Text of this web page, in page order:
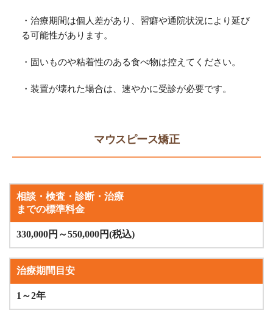
・治療期間は個人差があり、習癖や通院状況により延び
る可能性があります。
・固いものや粘着性のある食べ物は控えてください。
・装置が壊れた場合は、速やかに受診が必要です。
マウスピース矯正
相談・検査・診断・治療
までの標準料金
330,000円～550,000円(税込)
治療期間目安
1～2年